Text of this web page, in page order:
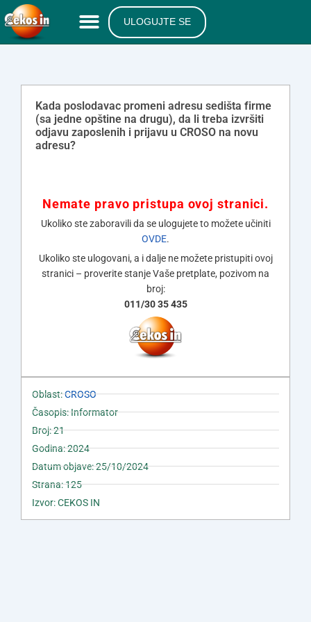
ULOGUJTE SE
Kada poslodavac promeni adresu sedišta firme
(sa jedne opštine na drugu), da li treba izvršiti
odjavu zaposlenih i prijavu u CROSO na novu
adresu?
Nemate pravo pristupa ovoj stranici.
Ukoliko ste zaboravili da se ulogujete to možete učiniti
OVDE.
Ukoliko ste ulogovani, a i dalje ne možete pristupiti ovoj
stranici – proverite stanje Vaše pretplate, pozivom na
broj:
011/30 35 435
Oblast:CROSO
Časopis: Informator
Broj: 21
Godina: 2024
Datum objave: 25/10/2024
Strana: 125
Izvor: CEKOS IN